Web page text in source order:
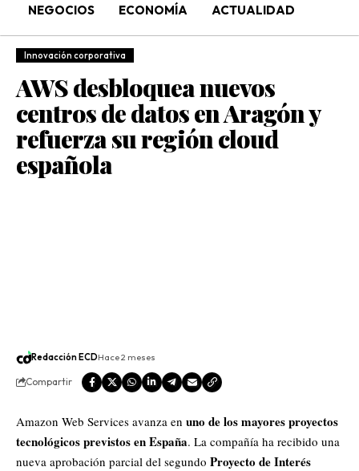
NEGOCIOS ECONOMÍA ACTUALIDAD
Innovación corporativa
AWS desbloquea nuevos
centros de datos en Aragón y
refuerza su región cloud
española
Redacción ECDHace 2 meses
Compartir
Amazon Web Services avanza en uno de los mayores proyectos
tecnológicos previstos en España. La compañía ha recibido una
nueva aprobación parcial del segundo Proyecto de Interés